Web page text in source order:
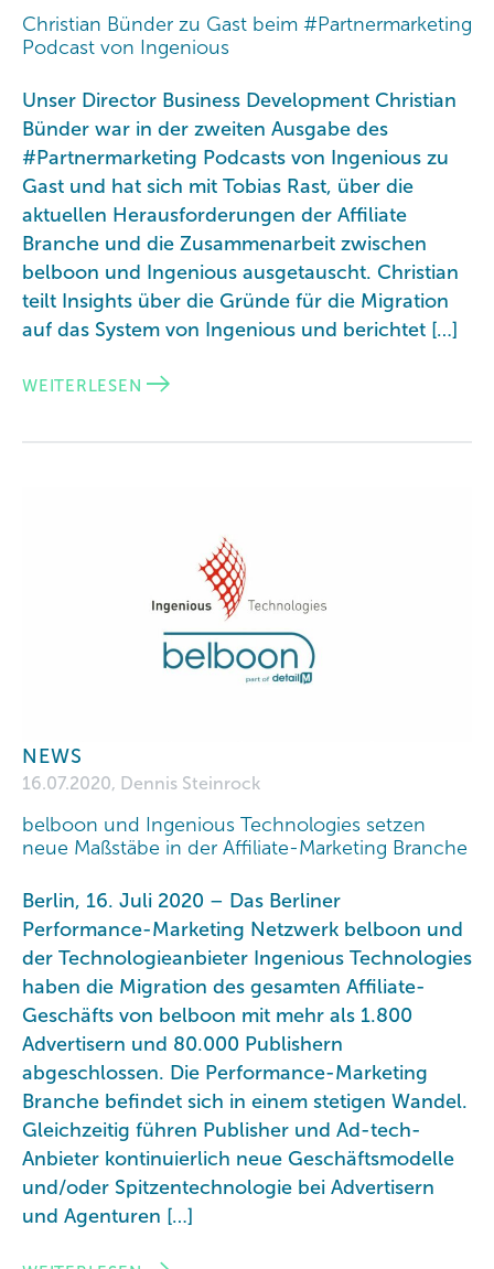
Christian Bünder zu Gast beim #Partnermarketing
Podcast von Ingenious
Unser Director Business Development Christian
Bünder war in der zweiten Ausgabe des
#Partnermarketing Podcasts von Ingenious zu
Gast und hat sich mit Tobias Rast, über die
aktuellen Herausforderungen der Affiliate
Branche und die Zusammenarbeit zwischen
belboon und Ingenious ausgetauscht. Christian
teilt Insights über die Gründe für die Migration
auf das System von Ingenious und berichtet […]
WEITERLESEN
NEWS
16.07.2020, Dennis Steinrock
belboon und Ingenious Technologies setzen
neue Maßstäbe in der Affiliate-Marketing Branche
Berlin, 16. Juli 2020 – Das Berliner
Performance-Marketing Netzwerk belboon und
der Technologieanbieter Ingenious Technologies
haben die Migration des gesamten Affiliate-
Geschäfts von belboon mit mehr als 1.800
Advertisern und 80.000 Publishern
abgeschlossen. Die Performance-Marketing
Branche befindet sich in einem stetigen Wandel.
Gleichzeitig führen Publisher und Ad-tech-
Anbieter kontinuierlich neue Geschäftsmodelle
und/oder Spitzentechnologie bei Advertisern
und Agenturen […]